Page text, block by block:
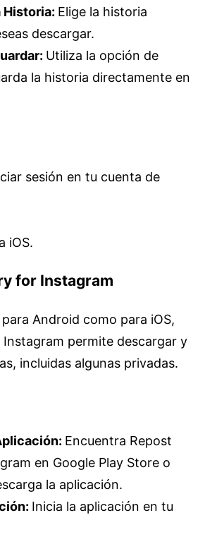
Historia: Elige la historia
descargar.
Utiliza la opción de
la historia directamente en
sesión en tu cuenta de
iOS.
for Instagram
Android como para iOS,
permite descargar y
incluidas algunas privadas.
Encuentra Repost
en Google Play Store o
la aplicación.
Inicia la aplicación en tu